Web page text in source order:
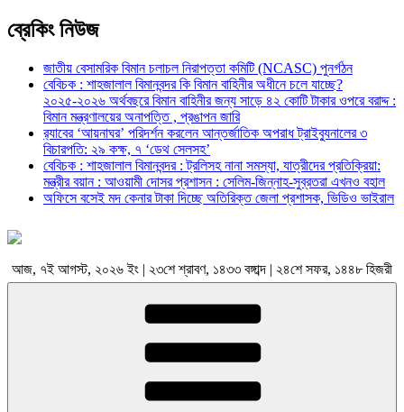
ব্রেকিং নিউজ
জাতীয় বেসামরিক বিমান চলাচল নিরাপত্তা কমিটি (NCASC) পুনর্গঠন
বেবিচক : শাহজালাল বিমানবন্দর কি বিমান বাহিনীর অধীনে চলে যাচ্ছে?
২০২৫-২০২৬ অর্থবছরে বিমান বাহিনীর জন্য সাড়ে ৪২ কোটি টাকার ওপরে বরাদ্দ :
বিমান মন্ত্রণালয়ের অনাপত্তি , প্রঙাপন জারি
র‍্যাবের ‘আয়নাঘর’ পরিদর্শন করলেন আন্তর্জাতিক অপরাধ ট্রাইব্যুনালের ৩
বিচারপতি: ২৯ কক্ষ, ৭ ‘ডেথ সেলসহ’
বেবিচক : শাহজালাল বিমানবন্দর : ট্রলিসহ নানা সমস্যা, যাত্রীদের প্রতিক্রিয়া:
মন্ত্রীর বয়ান : আওয়ামী দোসর প্রশাসন : সেলিম-জিন্নাহ-সুব্রতরা এখনও বহাল
অফিসে বসেই মদ কেনার টাকা দিচ্ছে অতিরিক্ত জেলা প্রশাসক, ভিডিও ভাইরাল
আজ, ৭ই আগস্ট, ২০২৬ ইং | ২৩শে শ্রাবণ, ১৪৩৩ বঙ্গাব্দ | ২৪শে সফর, ১৪৪৮ হিজরী